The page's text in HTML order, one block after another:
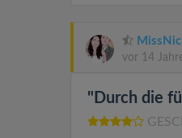
MissNic
vor 14
"Durch die